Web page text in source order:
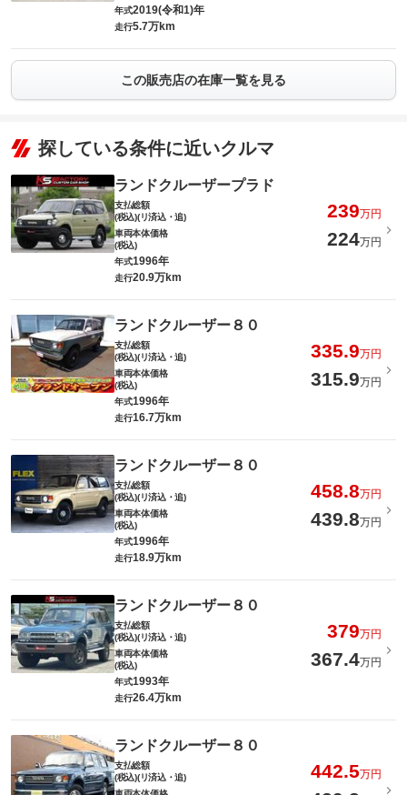
年式2019(令和1)年
走行5.7万km
この販売店の在庫一覧を見る
探している条件に近いクルマ
ランドクルーザープラド
支払総額
(税込)(リ済込・追)
239万円
車両本体価格
(税込)
224万円
年式1996年
走行20.9万km
ランドクルーザー８０
支払総額
(税込)(リ済込・追)
335.9万円
車両本体価格
(税込)
315.9万円
年式1996年
走行16.7万km
ランドクルーザー８０
支払総額
(税込)(リ済込・追)
458.8万円
車両本体価格
(税込)
439.8万円
年式1996年
走行18.9万km
ランドクルーザー８０
支払総額
(税込)(リ済込・追)
379万円
車両本体価格
(税込)
367.4万円
年式1993年
走行26.4万km
ランドクルーザー８０
支払総額
(税込)(リ済込・追)
442.5万円